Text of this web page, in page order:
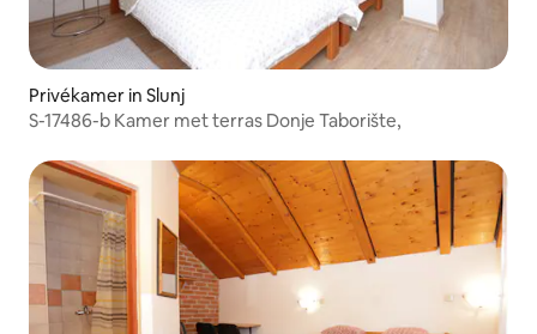
Privékamer in Slunj
S-17486-b Kamer met terras Donje Taborište,